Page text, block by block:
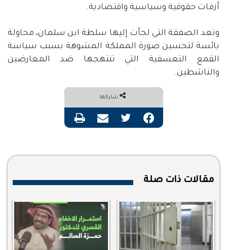
أزمات حقوقية وسياسية واقتصادية.
وتعد الصفقة التي لجأت إليها سلطة ابن سلمان، محاولة
بائسة لتحسين صورة المملكة المشوهة بسبب سياسة
القمع التعسفية التي تنتهجها ضد المعارضين
والناشطين.
شاركها
فيسبوك تويتر مشاركة عبر البريد طباعة
مقالات ذات صلة